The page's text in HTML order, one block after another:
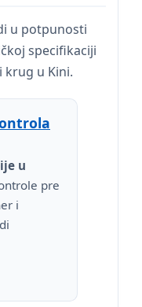
u potpunosti
specifikaciji
krug u Kini.
u
pre
i